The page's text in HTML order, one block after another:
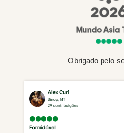
Obrigado pelo